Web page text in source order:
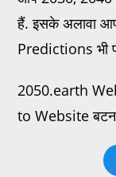
हैं. इसके अलावा
Predictions भी
2050.earth
to Website